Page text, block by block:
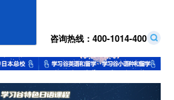
咨询热线：400-1014-400
Next